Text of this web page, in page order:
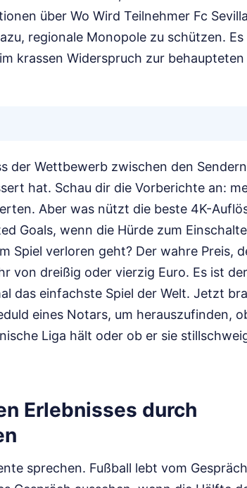
über Wo Wird Teilnehmer Fc
regionale Monopole zu schützen. Es
krassen Widerspruch zur behaupteten
der Wettbewerb zwischen den
hat. Schau dir die Vorberichte an:
Aber was nützt die beste 4K-
Goals, wenn die Hürde zum
Spiel verloren geht? Der wahre Preis,
von dreißig oder vierzig Euro. Es ist
das einfachste Spiel der Welt. Jetzt
eines Notars, um herauszufinden,
Liga hält oder ob er sie
Erlebnisses durch
sprechen. Fußball lebt vom